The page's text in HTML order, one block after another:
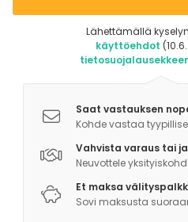
Lähettämällä
käyttöehdot
Saat vastauksen
Kohde vastaa
Vahvista varaus tai
Neuvottele
Et maksa
Sovi maksusta